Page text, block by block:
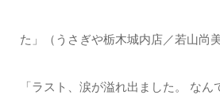
た」（うさぎや栃木城内店／若山尚美
「ラスト、涙が溢れ出ました。 な